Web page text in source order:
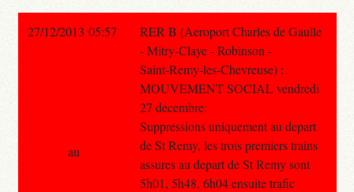
27/12/2013 05:57
RER B (Aeroport Charles de Gaulle
- Mitry-Claye - Robinson -
Saint-Remy-les-Chevreuse) :
MOUVEMENT SOCIAL vendredi
27 decembre:
Suppressions uniquement au depart
de St Remy, les trois premiers trains
assures au depart de St Remy sont
5h01, 5h48, 6h04 ensuite trafic
au